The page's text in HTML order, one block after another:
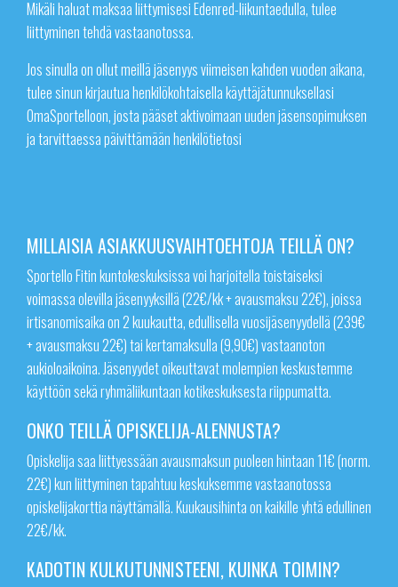
Mikäli haluat maksaa liittymisesi Edenred-liikuntaedulla, tulee
liittyminen tehdä vastaanotossa.
Jos sinulla on ollut meillä jäsenyys viimeisen kahden vuoden aikana,
tulee sinun kirjautua henkilökohtaisella käyttäjätunnuksellasi
OmaSportelloon, josta pääset aktivoimaan uuden jäsensopimuksen
ja tarvittaessa päivittämään henkilötietosi
MILLAISIA ASIAKKUUSVAIHTOEHTOJA TEILLÄ ON?
Sportello Fitin kuntokeskuksissa voi harjoitella toistaiseksi
voimassa olevilla jäsenyyksillä (22€/kk + avausmaksu 22€), joissa
irtisanomisaika on 2 kuukautta, edullisella vuosijäsenyydellä (239€
+ avausmaksu 22€) tai kertamaksulla (9,90€) vastaanoton
aukioloaikoina. Jäsenyydet oikeuttavat molempien keskustemme
käyttöön sekä ryhmäliikuntaan kotikeskuksesta riippumatta.
ONKO TEILLÄ OPISKELIJA-ALENNUSTA?
Opiskelija saa liittyessään avausmaksun puoleen hintaan 11€ (norm.
22€) kun liittyminen tapahtuu keskuksemme vastaanotossa
opiskelijakorttia näyttämällä. Kuukausihinta on kaikille yhtä edullinen
22€/kk.
KADOTIN KULKUTUNNISTEENI, KUINKA TOIMIN?